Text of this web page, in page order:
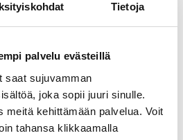
Tietoja
palvelu evästeillä
saat sujuvamman
joka sopii juuri sinulle.
meitä kehittämään palvelua. Voit
tahansa klikkaamalla
kehosta ja hyvinvoinnista.
mutta muutoksia voi
Nämä voivat liittyä
vanhenemiseen, sairauksiin
Lisäksi aikuisen naisen
ja imetyksen aikana.